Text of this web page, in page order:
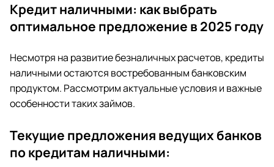
Кредит наличными: как выбрать
оптимальное предложение в 2025 году
Несмотря на развитие безналичных расчетов, кредиты
наличными остаются востребованным банковским
продуктом. Рассмотрим актуальные условия и важные
особенности таких займов.
Текущие предложения ведущих банков
по кредитам наличными: